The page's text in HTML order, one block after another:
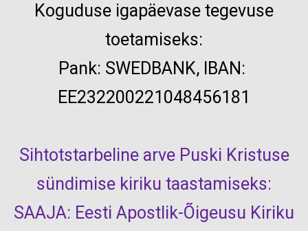
Koguduse igapäevase tegevuse
toetamiseks:
Pank: SWEDBANK, IBAN:
EE232200221048456181
Sihtotstarbeline arve Puski Kristuse
sündimise kiriku taastamiseks:
SAAJA: Eesti Apostlik-Õigeusu Kiriku